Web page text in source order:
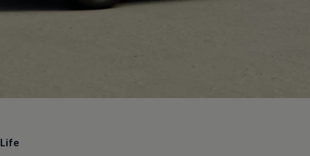
Motorenöl und Flüssigkeiten
Volkswagen Teile
Schutz und Pflege
Life